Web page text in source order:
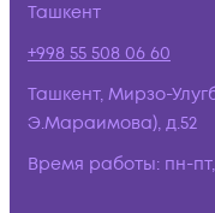
Ташкент
+998 55 508 06 60
Ташкент, Мирзо-
Э.Мараимова), д.52
Время работы: пн-